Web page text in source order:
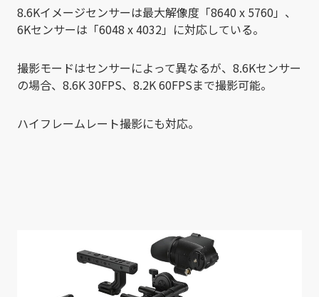
8.6Kイメージセンサーは最大解像度「8640 x 5760」、
6Kセンサーは「6048 x 4032」に対応している。
撮影モードはセンサーによって異なるが、8.6Kセンサー
の場合、8.6K 30FPS、8.2K 60FPSまで撮影可能。
ハイフレームレート撮影にも対応。